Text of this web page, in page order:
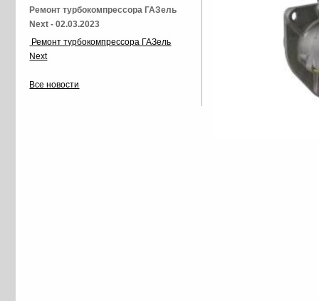
Ремонт турбокомпрессора ГАЗель
Next - 02.03.2023
Ремонт турбокомпрессора ГАЗель
Next
Все новости